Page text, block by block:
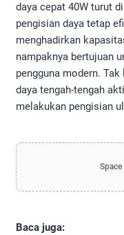
daya cepat 40W turut
pengisian daya tetap
menghadirkan
nampaknya bertujuan
pengguna modern.
daya tengah-tengah
melakukan pengisian
Baca juga: